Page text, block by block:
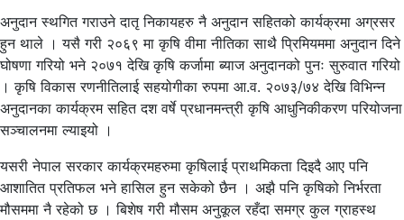
अनुदान स्थगित गराउने दातृ निकायहरु नै अनुदान सहितको कार्यक्रमा अग्रसर
हुन थाले । यसै गरी २०६९ मा कृषि वीमा नीतिका साथै प्रिमियममा अनुदान दिने
घोषणा गरियो भने २०७१ देखि कृषि कर्जामा ब्याज अनुदानको पुनः सुरुवात गरियो
। कृषि विकास रणनीतिलाई सहयोगीका रुपमा आ.व. २०७३/७४ देखि विभिन्न
अनुदानका कार्यक्रम सहित दश वर्षे प्रधानमन्त्री कृषि आधुनिकीकरण परियोजना
सञ्चालनमा ल्याइयो ।
यसरी नेपाल सरकार कार्यक्रमहरुमा कृषिलाई प्राथमिकता दिइदै आए पनि
आशातित प्रतिफल भने हासिल हुन सकेको छैन । अझै पनि कृषिको निर्भरता
मौसममा नै रहेको छ । बिशेष गरी मौसम अनुकूल रहँदा समग्र कुल ग्राहस्थ